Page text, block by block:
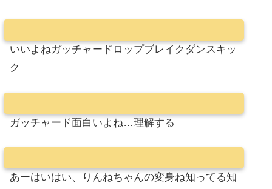
いいよねガッチャードロップブレイクダンスキッ
ク
ガッチャード面白いよね…理解する
あーはいはい、りんねちゃんの変身ね知ってる知